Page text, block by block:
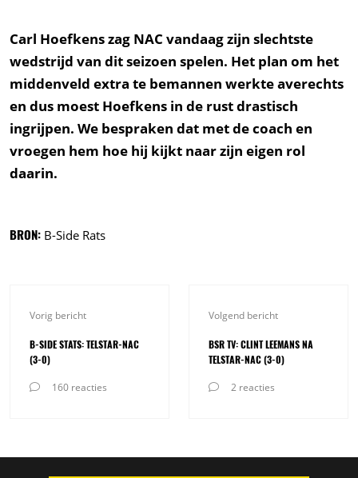
Carl Hoefkens zag NAC vandaag zijn slechtste
wedstrijd van dit seizoen spelen. Het plan om het
middenveld extra te bemannen werkte averechts
en dus moest Hoefkens in de rust drastisch
ingrijpen. We bespraken dat met de coach en
vroegen hem hoe hij kijkt naar zijn eigen rol
daarin.
BRON: B-Side Rats
Vorig bericht
B-SIDE STATS: TELSTAR-NAC
(3-0)
160 reacties
Volgend bericht
BSR TV: CLINT LEEMANS NA
TELSTAR-NAC (3-0)
2 reacties